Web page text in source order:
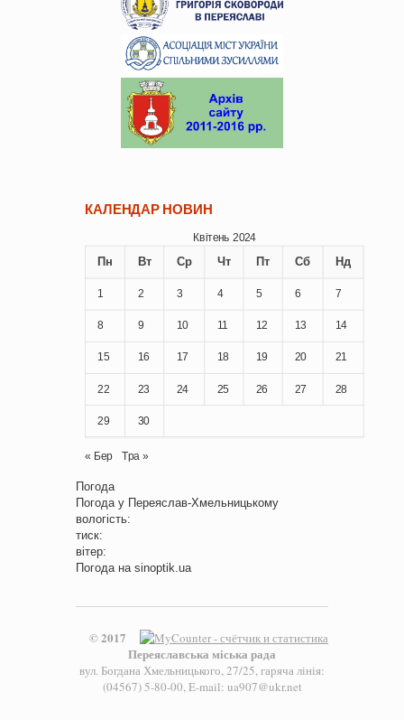
КАЛЕНДАР НОВИН
Квітень 2024
Пн Вт Ср Чт Пт Сб Нд
1 2 3 4 5 6 7
8 9 10 11 12 13 14
15 16 17 18 19 20 21
22 23 24 25 26 27 28
29 30
« Бер Тра »
Погода
Погода у Переяслав-Хмельницькому
вологість:
тиск:
вітер:
Погода на sinoptik.ua
© 2017
Переяславська міська рада
вул. Богдана Хмельницького, 27/25, гаряча лінія:
(04567) 5-80-00, E-mail: ua907@ukr.net